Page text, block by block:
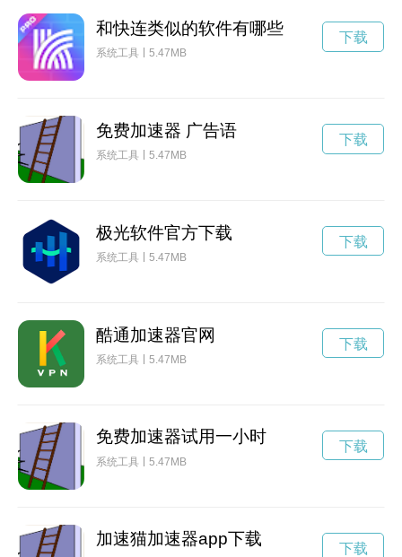
和快连类似的软件有哪些
系统工具 5.47MB
下载
免费加速器 广告语
系统工具 5.47MB
下载
极光软件官方下载
系统工具 5.47MB
下载
酷通加速器官网
系统工具 5.47MB
下载
免费加速器试用一小时
系统工具 5.47MB
下载
加速猫加速器app下载 下载